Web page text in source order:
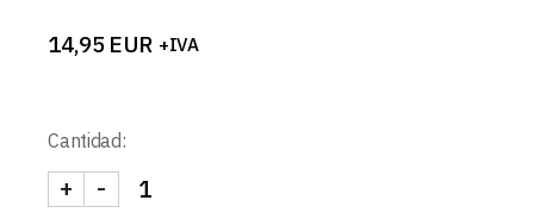
14,95 EUR +IVA
Cantidad:
TIRA 24V BASIC 19,2W/m 120LED/m SMD2835
-
+